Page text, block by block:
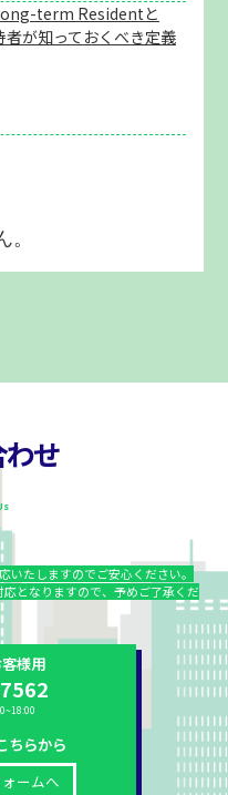
term Residentと
が知っておくべき定義
せ
たしますのでご安心ください。
となりますので、予めご了承くだ
様用
ちらから
ームへ